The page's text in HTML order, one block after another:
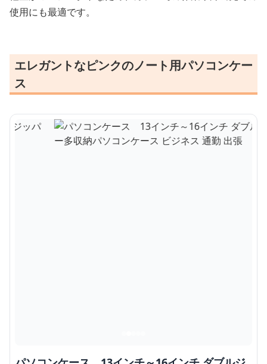
使用にも最適です。
エレガントなピンクのノート用パソコンケー
ス